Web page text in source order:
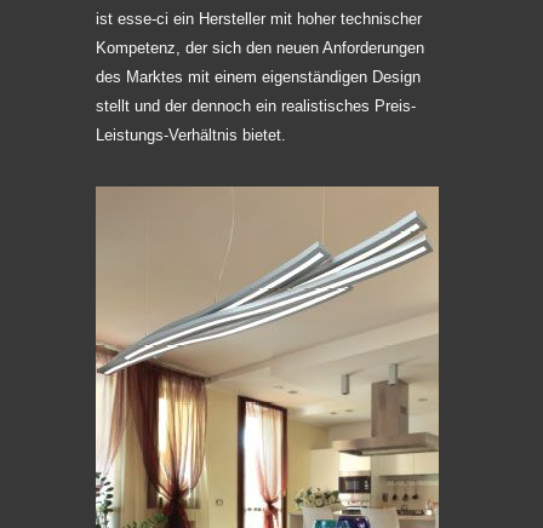
ist esse-ci ein Hersteller mit hoher technischer
Kompetenz, der sich den neuen Anforderungen
des Marktes mit einem eigenständigen Design
stellt und der dennoch ein realistisches Preis-
Leistungs-Verhältnis bietet.